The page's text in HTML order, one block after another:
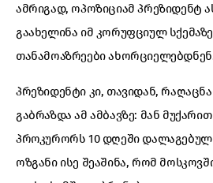
ამრიგად, ოპოზიციამ პრეზიდენტ
გაახელინა იმ კორუფციულ
თანამოაზრეები
პრეზიდენტი კი, თავიდან,
გაბრაზდა ამ ამბავზე: მან
პროკურორს 10 დღეში
ოზგანი ისე შეაშინა, რომ